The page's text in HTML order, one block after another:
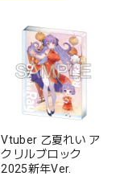
Vtuber 乙夏れい ア
クリルブロック
2025新年Ver.